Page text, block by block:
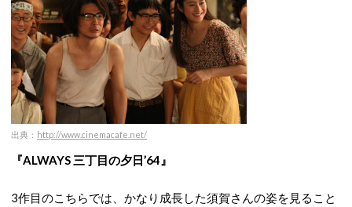
出典： http://www.cinemacafe.net/
『ALWAYS 三丁目の夕日’64』
3作目のこちらでは、かなり成長した須賀さんの姿を見ること